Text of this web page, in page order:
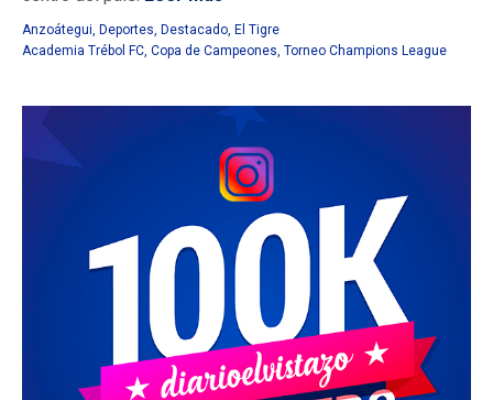
Anzoátegui, Deportes, Destacado, El Tigre
Academia Trébol FC, Copa de Campeones, Torneo Champions League